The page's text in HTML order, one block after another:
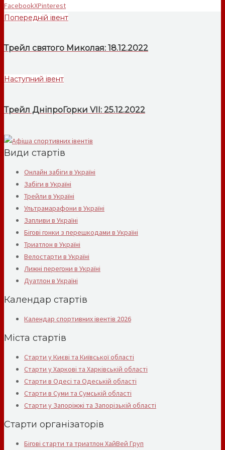
FacebookXPinterest
Попередній івент
Трейл святого Миколая: 18.12.2022
Наступний івент
Трейл ДніпроГорки VII: 25.12.2022
Види стартів
Онлайн забіги в Україні
Забіги в Україні
Трейли в Україні
Ультрамарафони в Україні
Запливи в Україні
Бігові гонки з перешкодами в Україні
Триатлон в Україні
Велостарти в Україні
Лижні перегони в Україні
Дуатлон в Україні
Календар стартів
Календар спортивних івентів 2026
Міста стартів
Старти у Києві та Київської області
Старти у Харкові та Харківській області
Старти в Одесі та Одеській області
Старти в Суми та Сумській області
Старти у Запоріжжі та Запорізькій області
Старти організаторів
Бігові старти та триатлон ХайВей Груп